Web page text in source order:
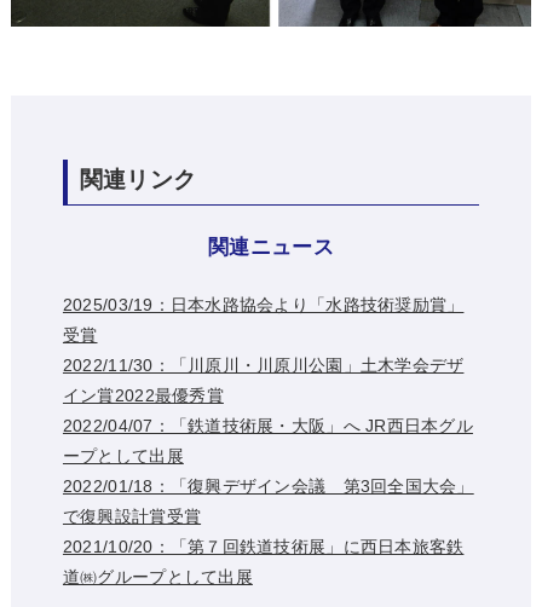
関連リンク
関連ニュース
2025/03/19：日本水路協会より「水路技術奨励賞」
受賞
2022/11/30：「川原川・川原川公園」土木学会デザ
イン賞2022最優秀賞
2022/04/07：「鉄道技術展・大阪」へ JR西日本グル
ープとして出展
2022/01/18：「復興デザイン会議 第3回全国大会」
で復興設計賞受賞
2021/10/20：「第７回鉄道技術展」に西日本旅客鉄
道㈱グループとして出展